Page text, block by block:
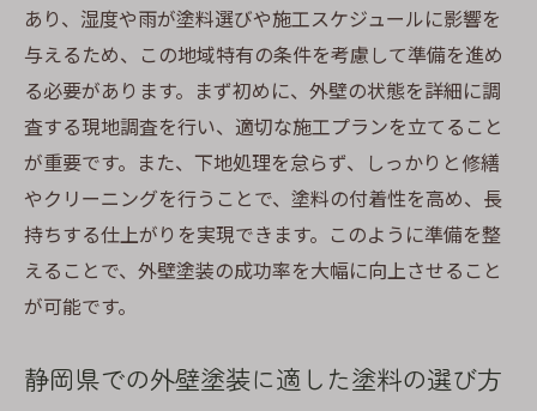
静岡県の気候に適した外壁塗装の選び方
静岡県の気候特性と外壁塗装の関係
湿気に強い塗料の特徴と選び方
紫外線対策に優れた塗料を選ぶポイント
季節ごとに最適な塗装タイミングの見極め
環境に優しい塗料の選定基準
気温変動に耐える塗料の選び方
施工業者選びで注意すべきポイントを徹底解説
信頼できる業者を見つけるための基準
あり、湿度や雨が塗料選びや施工スケジュールに影響を
与えるため、この地域特有の条件を考慮して準備を進め
る必要があります。まず初めに、外壁の状態を詳細に調
査する現地調査を行い、適切な施工プランを立てること
が重要です。また、下地処理を怠らず、しっかりと修繕
やクリーニングを行うことで、塗料の付着性を高め、長
持ちする仕上がりを実現できます。このように準備を整
えることで、外壁塗装の成功率を大幅に向上させること
が可能です。
静岡県での外壁塗装に適した塗料の選び方